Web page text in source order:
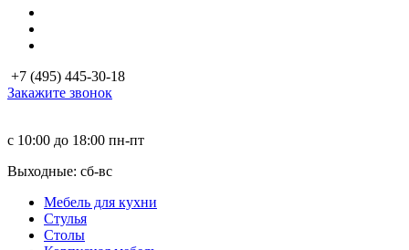
+7 (495) 445-30-18
Закажите звонок
с 10:00 до 18:00 пн-пт
Выходные: сб-вc
Мебель для кухни
Стулья
Столы